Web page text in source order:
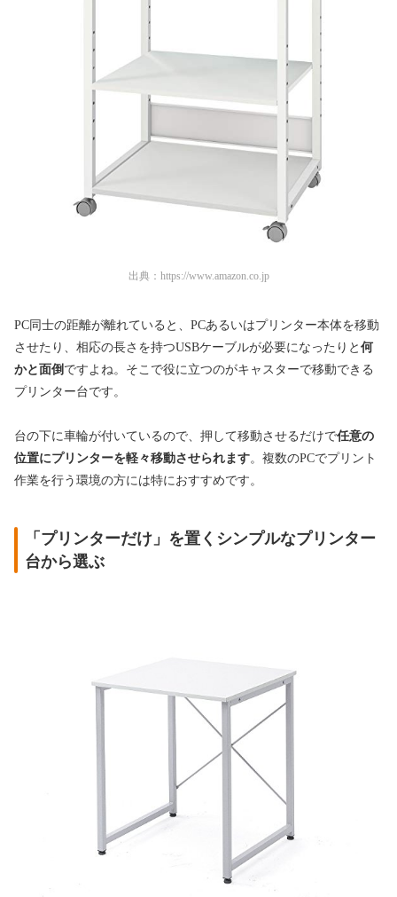
出典： https://www.amazon.co.jp
PC同士の距離が離れていると、PCあるいはプリンター本体を移動
させたり、相応の長さを持つUSBケーブルが必要になったりと 何
かと面倒 ですよね。そこで役に立つのがキャスターで移動できる
プリンター台です。
台の下に車輪が付いているので、押して移動させるだけで任意の
位置にプリンターを軽々移動させられます。複数のPCでプリント
作業を行う環境の方には特におすすめです。
「プリンターだけ」を置くシンプルなプリンター
台から選ぶ